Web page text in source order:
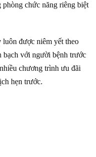
phòng chức năng riêng biệt
luôn được niêm yết theo
bạch với người bệnh trước
chương trình ưu đãi
hẹn trước.